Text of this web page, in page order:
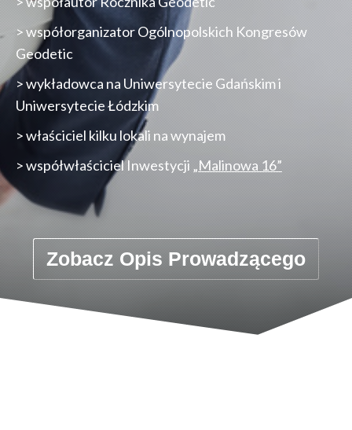
> współorganizator Ogólnopolskich Kongresów
Geodetic
> wykładowca na Uniwersytecie Gdańskim i
Uniwersytecie Łódzkim
> właściciel kilku lokali na wynajem
> współwłaściciel Inwestycji„Malinowa 16”
Zobacz Opis Prowadzącego